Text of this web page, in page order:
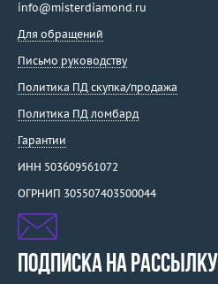
info@misterdiamond.ru
Для обращений
Письмо руководству
Политика ПД скупка/продажа
Политика ПД ломбард
Гарантии
ИНН 503609561072
ОГРНИП 305507403500044
ПОДПИСКА НА РАССЫЛКУ